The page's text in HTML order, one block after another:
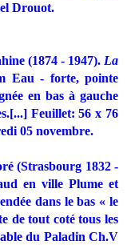
Drouot.
(1874 - 1947). La
Eau - forte, pointe
en bas à gauche
Feuillet: 56 x 76
05 novembre.
(Strasbourg 1832 -
en ville Plume et
dans le bas « le
de tout coté tous les
du Paladin Ch.V